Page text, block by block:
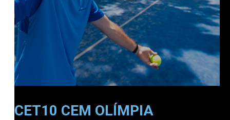
CET10 CEM OLÍMPIA